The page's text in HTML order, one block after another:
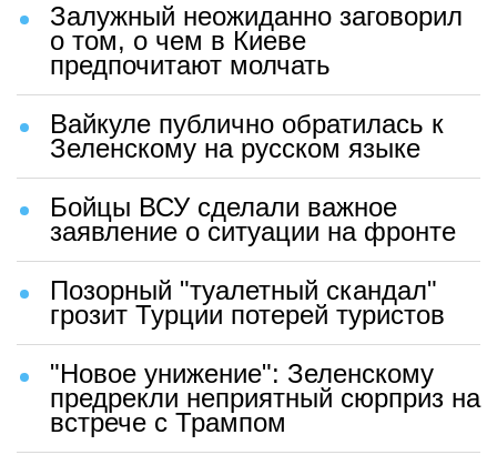
Залужный неожиданно заговорил
о том, о чем в Киеве
предпочитают молчать
Вайкуле публично обратилась к
Зеленскому на русском языке
Бойцы ВСУ сделали важное
заявление о ситуации на фронте
Позорный "туалетный скандал"
грозит Турции потерей туристов
"Новое унижение": Зеленскому
предрекли неприятный сюрприз на
встрече с Трампом